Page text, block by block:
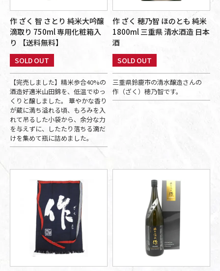
作 ざく 智 さとり 純米大吟醸
滴取り 750ml 専用化粧箱入
り 【送料無料】
SOLD OUT
【完売しました】精米歩合40%の
酒造好適米山田錦を、低温でゆっ
くりと醸しました。 華やかな香り
が蔵に満ち溢れる頃、もろみを入
れて吊るした小袋から、余分な力
を与えずに、したたり落ちる滴だ
けを集めて瓶に詰めました。
作 ざく 穂乃智 ほのとも 純米
1800ml 三重県 清水酒造 日本
酒
SOLD OUT
三重県鈴鹿市の清水醸造さんの
作（ざく）穂乃智です。